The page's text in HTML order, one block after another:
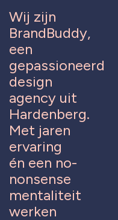
Wij zijn
BrandBuddy,
een
gepassioneerd
design
agency uit
Hardenberg.
Met jaren
ervaring
én een no-
nonsense
mentaliteit
werken